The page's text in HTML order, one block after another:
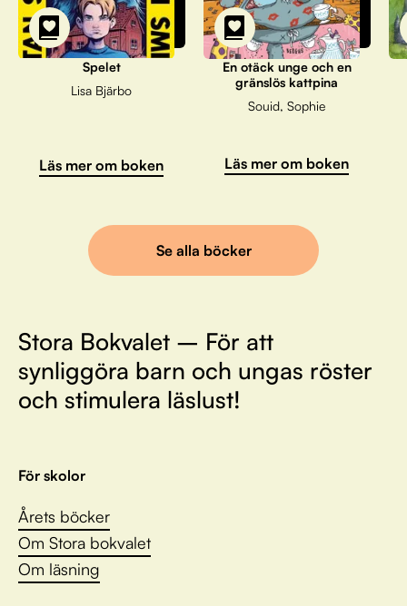
Spelet
Lisa Bjärbo
Läs mer om boken
En otäck unge och en
gränslös kattpina
Souid, Sophie
Läs mer om boken
Se alla böcker
Stora Bokvalet – För att
synliggöra barn och ungas röster
och stimulera läslust!
För skolor
Årets böcker
Om Stora bokvalet
Om läsning